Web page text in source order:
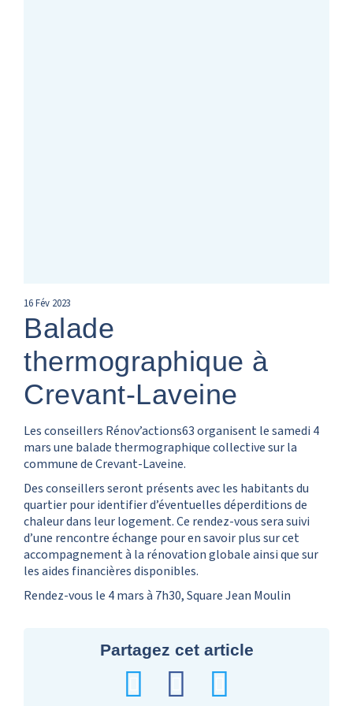
16Fév 2023
Balade
thermographique à
Crevant-Laveine
Les conseillers Rénov’actions63 organisent le samedi 4
mars une balade thermographique collective sur la
commune de Crevant-Laveine.
Des conseillers seront présents avec les habitants du
quartier pour identifier d’éventuelles déperditions de
chaleur dans leur logement. Ce rendez-vous sera suivi
d’une rencontre échange pour en savoir plus sur cet
accompagnement à la rénovation globale ainsi que sur
les aides financières disponibles.
Rendez-vous le 4 mars à 7h30, Square Jean Moulin
Partagez cet article